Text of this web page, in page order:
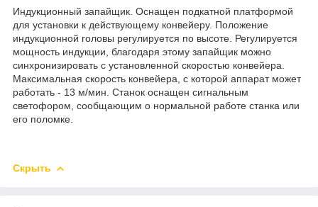
Индукционный запайщик. Оснащен подкатной платформой
для установки к действующему конвейеру. Положение
индукционной головы регулируется по высоте. Регулируется
мощность индукции, благодаря этому запайщик можно
синхронизировать с установленной скоростью конвейера.
Максимальная скорость конвейера, с которой аппарат может
работать - 13 м/мин. Станок оснащен сигнальным
светофором, сообщающим о нормальной работе станка или
его поломке.
Скрыть